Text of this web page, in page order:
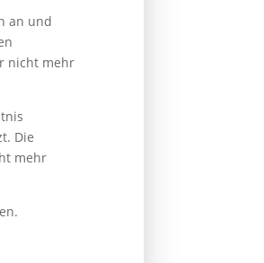
an und
nicht mehr
Die
mehr